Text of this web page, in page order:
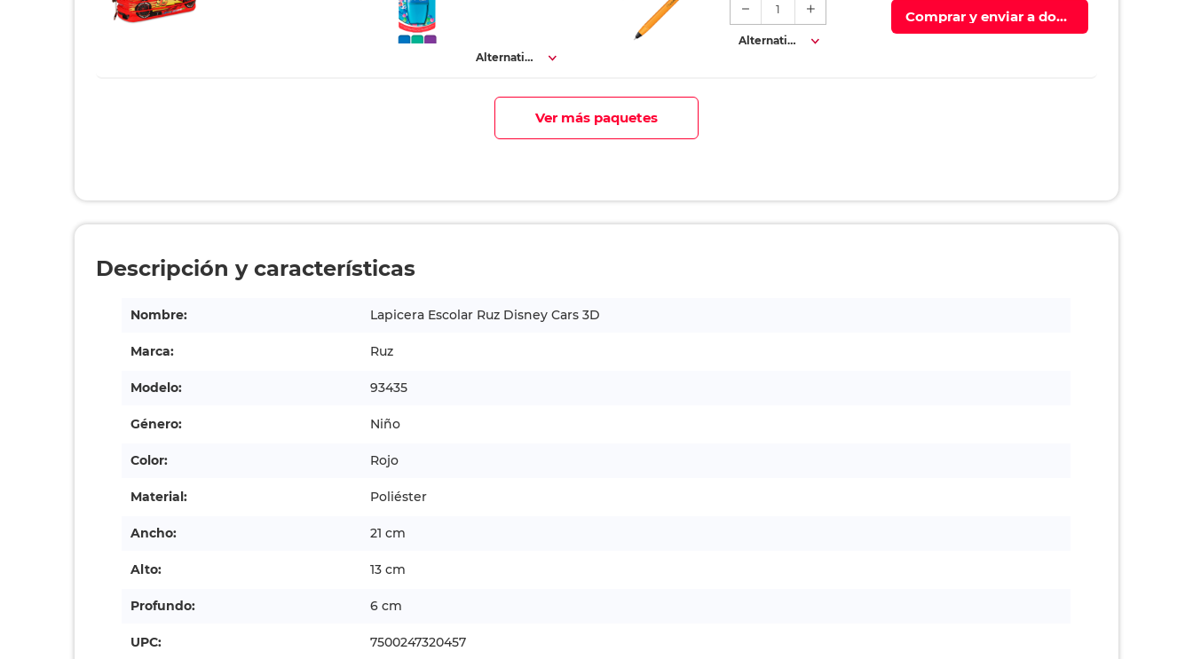
Alternativa
1
Alternativa
Comprar y enviar a domi
cilio
Ver más paquetes
Descripción y características
Nombre: Lapicera Escolar Ruz Disney Cars 3D
Marca: Ruz
Modelo: 93435
Género: Niño
Color: Rojo
Material: Poliéster
Ancho: 21 cm
Alto: 13 cm
Profundo: 6 cm
UPC: 7500247320457